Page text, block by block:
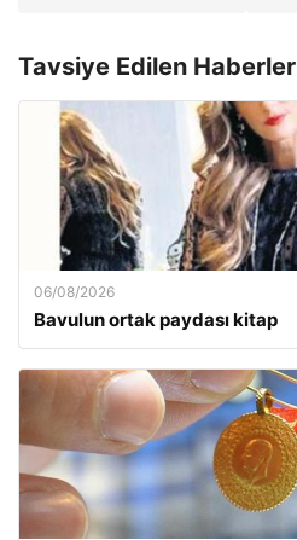
Tavsiye Edilen Haberler
06/08/2026
Bavulun ortak paydası kitap